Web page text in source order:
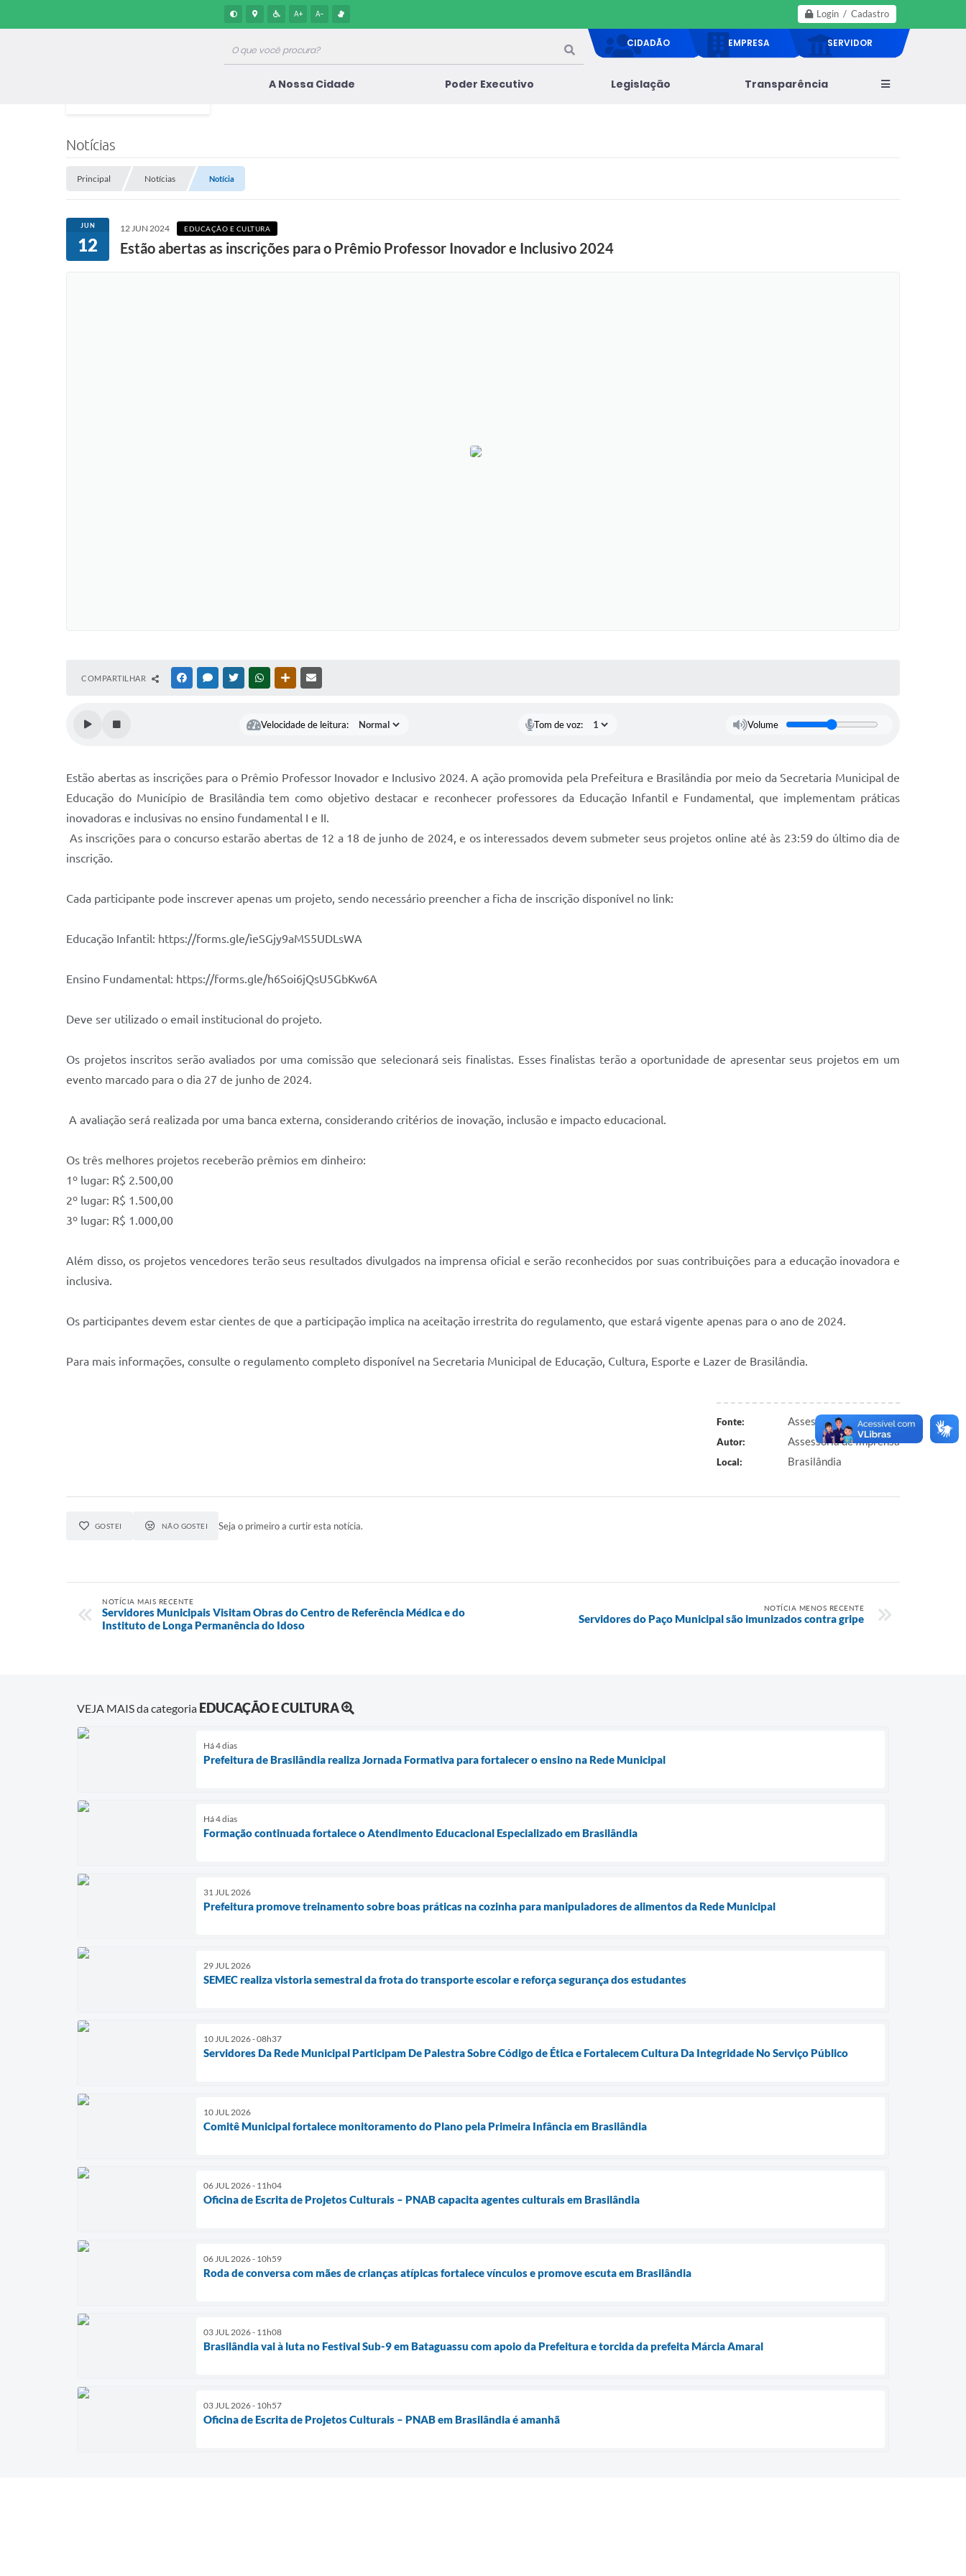
Login / Cadastro
A+ A-
CIDADÃO EMPRESA SERVIDOR
A Nossa Cidade Poder Executivo Legislação Transparência
Notícias
Principal Notícias Notícia
JUN
12
12 JUN 2024 EDUCAÇÃO E CULTURA
Estão abertas as inscrições para o Prêmio Professor Inovador e Inclusivo 2024
COMPARTILHAR FACEBOOKMESSENGER
TWITTERWHATSAPPOUTRAS MÍDIAS
Velocidade de leitura: Tom de voz: Volume
Estão abertas as inscrições para o Prêmio Professor Inovador e Inclusivo 2024. A ação promovida pela Prefeitura e Brasilândia por meio da Secretaria Municipal de
Educação do Município de Brasilândia tem como objetivo destacar e reconhecer professores da Educação Infantil e Fundamental, que implementam práticas
inovadoras e inclusivas no ensino fundamental I e II.
As inscrições para o concurso estarão abertas de 12 a 18 de junho de 2024, e os interessados devem submeter seus projetos online até às 23:59 do último dia de
inscrição.
Cada participante pode inscrever apenas um projeto, sendo necessário preencher a ficha de inscrição disponível no link:
Educação Infantil: https://forms.gle/ieSGjy9aMS5UDLsWA
Ensino Fundamental: https://forms.gle/h6Soi6jQsU5GbKw6A
Deve ser utilizado o email institucional do projeto.
Os projetos inscritos serão avaliados por uma comissão que selecionará seis finalistas. Esses finalistas terão a oportunidade de apresentar seus projetos em um
evento marcado para o dia 27 de junho de 2024.
A avaliação será realizada por uma banca externa, considerando critérios de inovação, inclusão e impacto educacional.
Os três melhores projetos receberão prêmios em dinheiro:
1º lugar: R$ 2.500,00
2º lugar: R$ 1.500,00
3º lugar: R$ 1.000,00
Além disso, os projetos vencedores terão seus resultados divulgados na imprensa oficial e serão reconhecidos por suas contribuições para a educação inovadora e
inclusiva.
Os participantes devem estar cientes de que a participação implica na aceitação irrestrita do regulamento, que estará vigente apenas para o ano de 2024.
Para mais informações, consulte o regulamento completo disponível na Secretaria Municipal de Educação, Cultura, Esporte e Lazer de Brasilândia.
Fonte: Assessoria de Imprensa
Autor: Assessoria de Imprensa
Local: Brasilândia
GOSTEI NÃO GOSTEI Seja o primeiro a curtir esta notícia.
NOTÍCIA MAIS RECENTE
Servidores Municipais Visitam Obras do Centro de Referência Médica e do
Instituto de Longa Permanência do Idoso
NOTÍCIA MENOS RECENTE
Servidores do Paço Municipal são imunizados contra gripe
VEJA MAIS da categoria EDUCAÇÃO E CULTURA
Há 4 dias
Prefeitura de Brasilândia realiza Jornada Formativa para fortalecer o ensino na Rede Municipal
Há 4 dias
Formação continuada fortalece o Atendimento Educacional Especializado em Brasilândia
31 JUL 2026
Prefeitura promove treinamento sobre boas práticas na cozinha para manipuladores de alimentos da Rede Municipal
29 JUL 2026
SEMEC realiza vistoria semestral da frota do transporte escolar e reforça segurança dos estudantes
10 JUL 2026 - 08h37
Servidores Da Rede Municipal Participam De Palestra Sobre Código de Ética e Fortalecem Cultura Da Integridade No Serviço Público
10 JUL 2026
Comitê Municipal fortalece monitoramento do Plano pela Primeira Infância em Brasilândia
06 JUL 2026 - 11h04
Oficina de Escrita de Projetos Culturais – PNAB capacita agentes culturais em Brasilândia
06 JUL 2026 - 10h59
Roda de conversa com mães de crianças atípicas fortalece vínculos e promove escuta em Brasilândia
03 JUL 2026 - 11h08
Brasilândia vai à luta no Festival Sub-9 em Bataguassu com apoio da Prefeitura e torcida da prefeita Márcia Amaral
03 JUL 2026 - 10h57
Oficina de Escrita de Projetos Culturais – PNAB em Brasilândia é amanhã